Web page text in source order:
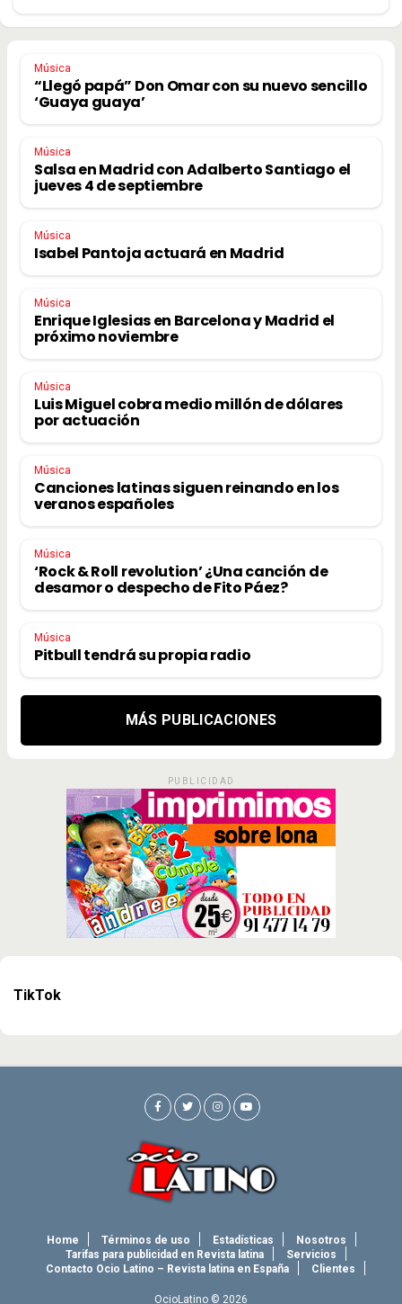
Música
“Llegó papá” Don Omar con su nuevo sencillo
‘Guaya guaya’
Música
Salsa en Madrid con Adalberto Santiago el
jueves 4 de septiembre
Música
Isabel Pantoja actuará en Madrid
Música
Enrique Iglesias en Barcelona y Madrid el
próximo noviembre
Música
Luis Miguel cobra medio millón de dólares
por actuación
Música
Canciones latinas siguen reinando en los
veranos españoles
Música
‘Rock & Roll revolution’ ¿Una canción de
desamor o despecho de Fito Páez?
Música
Pitbull tendrá su propia radio
MÁS PUBLICACIONES
PUBLICIDAD
TikTok
Home Términos de uso Estadísticas
Nosotros
Tarifas para publicidad en Revista latina
Servicios
Contacto Ocio Latino – Revista latina en España
Clientes
OcioLatino © 2026